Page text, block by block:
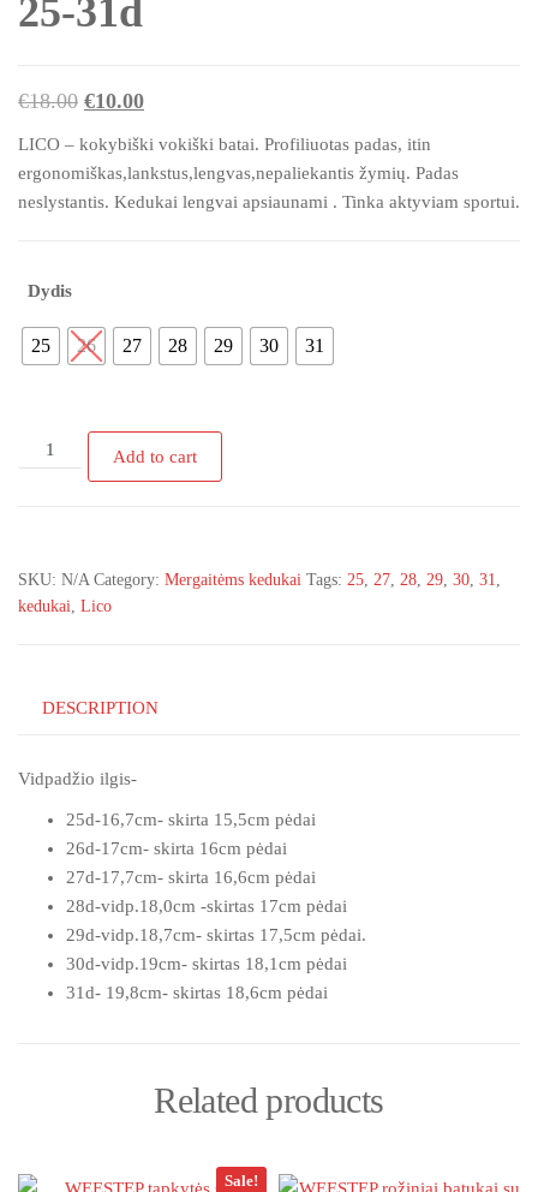
25-31d
€18.00 Original
price
was:
€18.00.
€10.00Current
price
is:
€10.00.
LICO – kokybiški vokiški batai. Profiliuotas padas, itin
ergonomiškas,lankstus,lengvas,nepaliekantis žymių. Padas
neslystantis. Kedukai lengvai apsiaunami . Tinka aktyviam sportui.
Dydis
25 26 27 28 29 30 31
LICO
kedai
quantity
Add to cart
SKU: N/A Category: Mergaitėms kedukai Tags: 25, 27, 28, 29, 30, 31,
kedukai, Lico
DESCRIPTION
Vidpadžio ilgis-
25d-16,7cm- skirta 15,5cm pėdai
26d-17cm- skirta 16cm pėdai
27d-17,7cm- skirta 16,6cm pėdai
28d-vidp.18,0cm -skirtas 17cm pėdai
29d-vidp.18,7cm- skirtas 17,5cm pėdai.
30d-vidp.19cm- skirtas 18,1cm pėdai
31d- 19,8cm- skirtas 18,6cm pėdai
Related products
Sale!